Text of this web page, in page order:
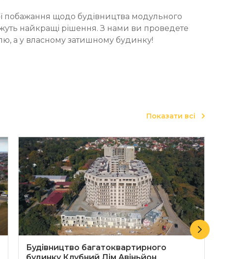
побажання щодо будівництва модульного
найкращі рішення. З нами ви проведете
а у власному затишному будинку!
Показати всі
Будівництво багатоквартирного